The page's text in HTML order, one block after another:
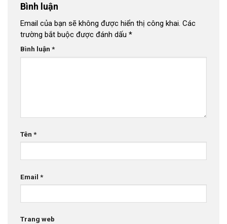
Bình luận
Email của bạn sẽ không được hiển thị công khai. Các
trường bắt buộc được đánh dấu *
Bình luận *
Tên *
Email *
Trang web